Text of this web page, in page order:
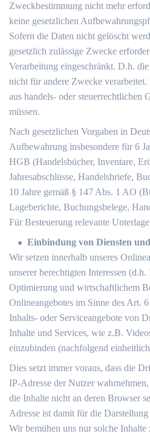
Zweckbestimmung nicht mehr
keine gesetzlichen
Sofern die Daten nicht gelöscht
gesetzlich zulässige Zwecke
Verarbeitung eingeschränkt. D.h.
nicht für andere Zwecke
aus handels- oder steuerrechtlichen
müssen.
Nach gesetzlichen Vorgaben in
Aufbewahrung insbesondere für 6
HGB (Handelsbücher, Inventare,
Jahresabschlüsse, Handelsbriefe,
10 Jahre gemäß § 147 Abs. 1 AO
Lageberichte, Buchungsbelege,
Für Besteuerung relevante
Einbindung von Diensten
Wir setzen innerhalb unseres
unserer berechtigten Interessen (d.h.
Optimierung und wirtschaftlichem
Onlineangebotes im Sinne des Art.
Inhalts- oder Serviceangebote von
Inhalte und Services, wie z.B.
einzubinden (nachfolgend
Dies setzt immer voraus, dass die
IP-Adresse der Nutzer
die Inhalte nicht an deren Browser
Adresse ist damit für die
Wir bemühen uns nur solche Inhalte